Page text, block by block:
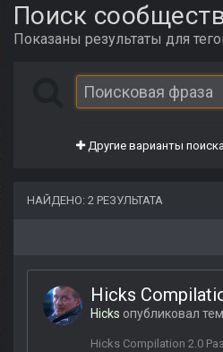
Поиск
Показаны результаты для
Другие варианты поиска
НАЙДЕНО: 2 РЕЗУЛЬТАТА
Hicks
Hicks опубликовал
Hicks Compilation 2.0